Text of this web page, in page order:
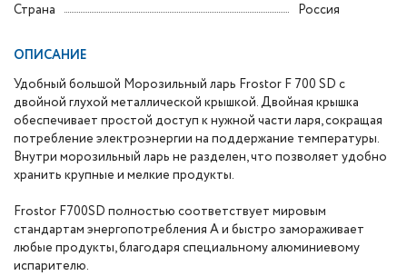
Страна
Россия
ОПИСАНИЕ
Удобный большой Морозильный ларь Frostor F 700 SD с
двойной глухой металлической крышкой. Двойная крышка
обеспечивает простой доступ к нужной части ларя, сокращая
потребление электроэнергии на поддержание температуры.
Внутри морозильный ларь не разделен, что позволяет удобно
хранить крупные и мелкие продукты.
Frostor F700SD полностью соответствует мировым
стандартам энергопотребления А и быстро замораживает
любые продукты, благодаря специальному алюминиевому
испарителю.